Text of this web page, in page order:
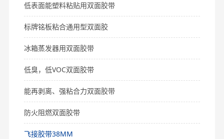
低表面能塑料粘贴用双面胶带
标牌铭板粘合通用型双面胶
冰箱蒸发器用双面胶带
低臭，低VOC双面胶带
能再剥离、强粘合力双面胶带
防火阻燃双面胶带
飞接胶带38MM